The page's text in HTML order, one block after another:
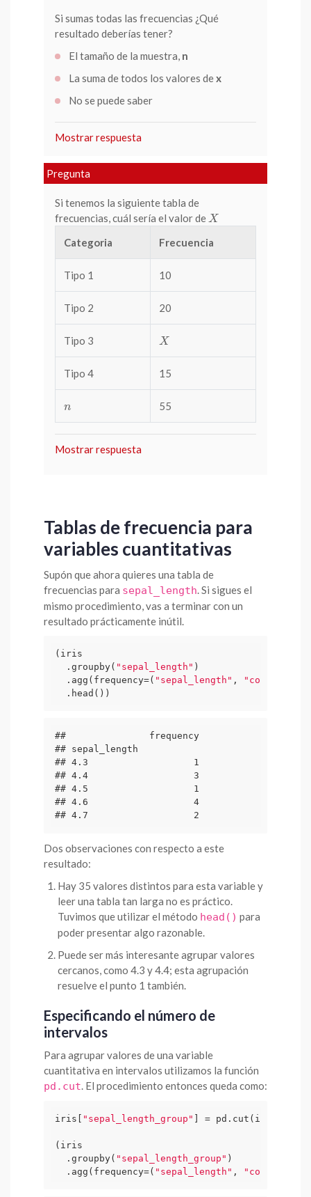
Si sumas todas las frecuencias ¿Qué
resultado deberías tener?
El tamaño de la muestra, n
La suma de todos los valores dex
No se puede saber
Mostrar respuesta
Pregunta
Si tenemos la siguiente tabla de
frecuencias, cuál sería el valor deX
X
Categoria
Frecuencia
Tipo 1 10
Tipo 2 20
Tipo 3 X
X
Tipo 4 15
n
n 55
Mostrar respuesta
Tablas de frecuencia para
variables cuantitativas
Supón que ahora quieres una tabla de
frecuencias para sepal_length. Si sigues el
mismo procedimiento, vas a terminar con un
resultado prácticamente inútil.
(iris
  .groupby(
"sepal_length" )
  .agg(frequency=(
"sepal_length" , "count"
  .head())
##               frequency
## sepal_length
## 4.3                   1
## 4.4                   3
## 4.5                   1
## 4.6                   4
## 4.7                   2
Dos observaciones con respecto a este
resultado:
Hay 35 valores distintos para esta variable y
leer una tabla tan larga no es práctico.
Tuvimos que utilizar el método head() para
poder presentar algo razonable.
Puede ser más interesante agrupar valores
cercanos, como 4.3 y 4.4; esta agrupación
resuelve el punto 1 también.
Especificando el número de
intervalos
Para agrupar valores de una variable
cuantitativa en intervalos utilizamos la función
pd.cut . El procedimiento entonces queda como:
iris[ "sepal_length_group" ] = pd.cut(iris[
(iris
  .groupby(
"sepal_length_group" )
  .agg(frequency=(
"sepal_length" , "count"